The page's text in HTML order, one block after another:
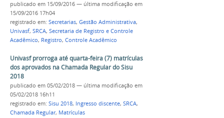
publicado em 15/09/2016 — última modificação em
15/09/2016 17h04
registrado em: Secretarias, Gestão Administrativa,
Univasf, SRCA, Secretaria de Registro e Controle
Acadêmico, Registro, Controle Acadêmico
Univasf prorroga até quarta-feira (7) matrículas
dos aprovados na Chamada Regular do Sisu
2018
publicado em 05/02/2018 — última modificação em
05/02/2018 16h11
registrado em: Sisu 2018, Ingresso discente, SRCA,
Chamada Regular, Matrículas